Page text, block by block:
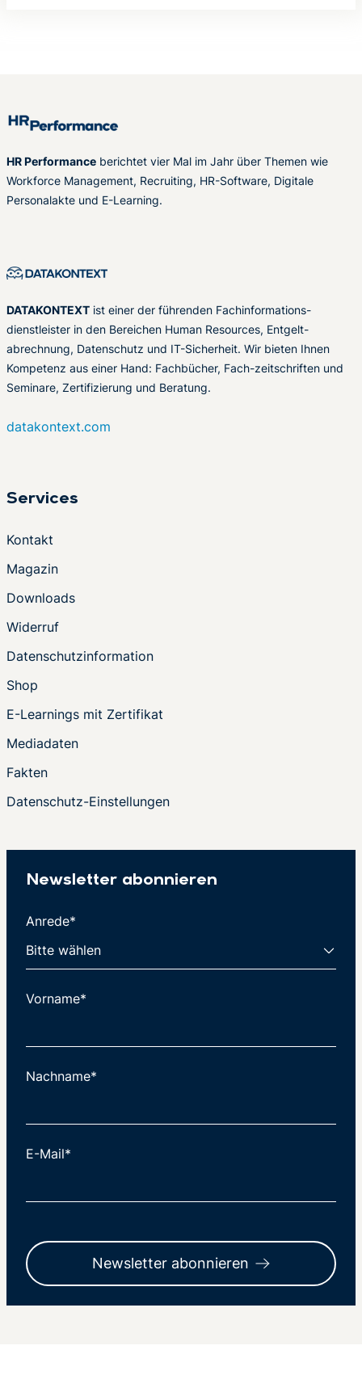
HR Performance berichtet vier Mal im Jahr über Themen wie
Workforce Management, Recruiting, HR-Software, Digitale
Personalakte und E-Learning.
DATAKONTEXT ist einer der führenden Fachinformations-
dienstleister in den Bereichen Human Resources, Entgelt-
abrechnung, Datenschutz und IT-Sicherheit. Wir bieten Ihnen
Kompetenz aus einer Hand: Fachbücher, Fach-zeitschriften und
Seminare, Zertifizierung und Beratung.
datakontext.com
Services
Kontakt
Magazin
Downloads
Widerruf
Datenschutzinformation
Shop
E-Learnings mit Zertifikat
Mediadaten
Fakten
Datenschutz-Einstellungen
Newsletter abonnieren
Anrede*
Vorname*
Nachname*
E-Mail*
Newsletter abonnieren